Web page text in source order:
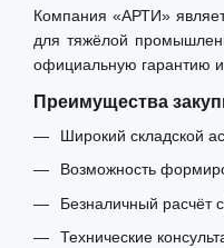
Компания «АРТИ»
для тяжёлой
официальную гарантию
Преимущества
Широкий складской
Возможность
Безналичный расчёт
Технические